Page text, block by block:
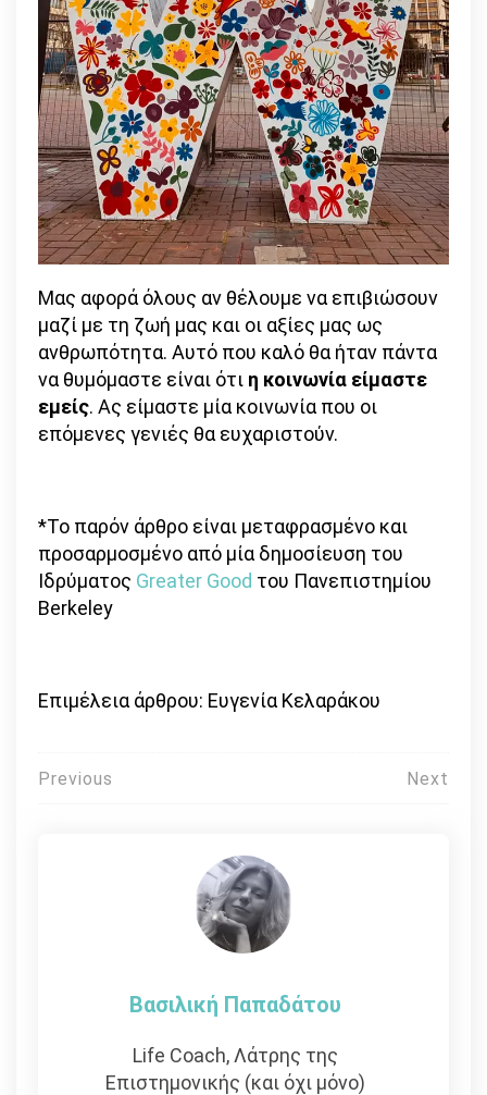
Μας αφορά όλους αν θέλουμε να επιβιώσουν
μαζί με τη ζωή μας και οι αξίες μας ως
ανθρωπότητα. Αυτό που καλό θα ήταν πάντα
να θυμόμαστε είναι ότι η κοινωνία είμαστε
εμείς. Ας είμαστε μία κοινωνία που οι
επόμενες γενιές θα ευχαριστούν.
*Το παρόν άρθρο είναι μεταφρασμένο και
προσαρμοσμένο από μία δημοσίευση του
Ιδρύματος Greater Good του Πανεπιστημίου
Berkeley
Επιμέλεια άρθρου: Ευγενία Κελαράκου
Πλοήγηση
Previous Next
Βασιλική Παπαδάτου
Life Coach, Λάτρης της
Επιστημονικής (και όχι μόνο)